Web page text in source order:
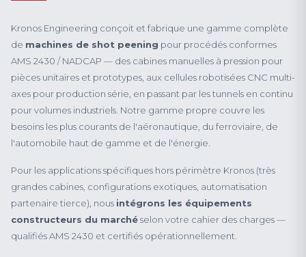
Kronos Engineering conçoit et fabrique une gamme complète
de machines de shot peening pour procédés conformes
AMS 2430 / NADCAP — des cabines manuelles à pression pour
pièces unitaires et prototypes, aux cellules robotisées CNC multi-
axes pour production série, en passant par les tunnels en continu
pour volumes industriels. Notre gamme propre couvre les
besoins les plus courants de l'aéronautique, du ferroviaire, de
l'automobile haut de gamme et de l'énergie.
Pour les applications spécifiques hors périmètre Kronos (très
grandes cabines, configurations exotiques, automatisation
partenaire tierce), nous intégrons les équipements
constructeurs du marchéselon votre cahier des charges —
qualifiés AMS 2430 et certifiés opérationnellement.